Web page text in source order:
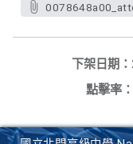
下架日期：
點擊率：